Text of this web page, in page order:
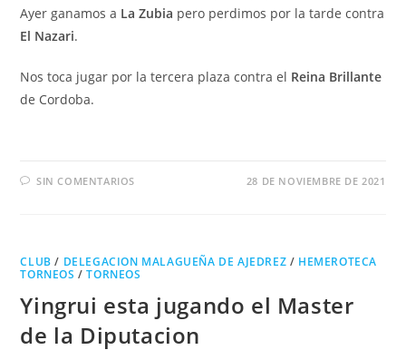
Ayer ganamos a La Zubia pero perdimos por la tarde contra
El Nazari.
Nos toca jugar por la tercera plaza contra el Reina Brillante
de Cordoba.
SIN COMENTARIOS 28 DE NOVIEMBRE DE 2021
CLUB / DELEGACION MALAGUEÑA DE AJEDREZ / HEMEROTECA
TORNEOS /TORNEOS
Yingrui esta jugando el Master
de la Diputacion